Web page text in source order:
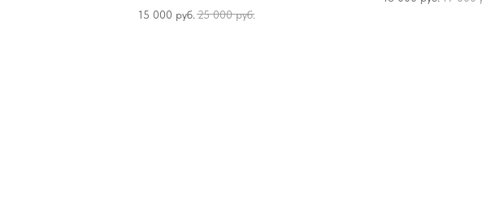
15 000 руб. 25 000 руб.